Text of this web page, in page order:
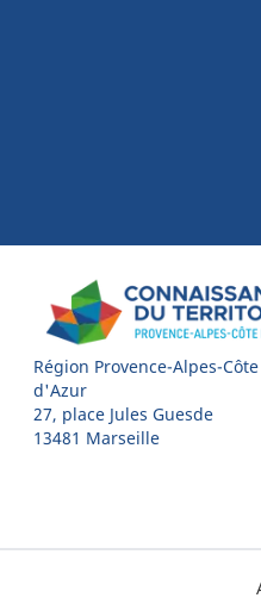
Région Provence-Alpes-Côte
d'Azur
27, place Jules Guesde
13481 Marseille